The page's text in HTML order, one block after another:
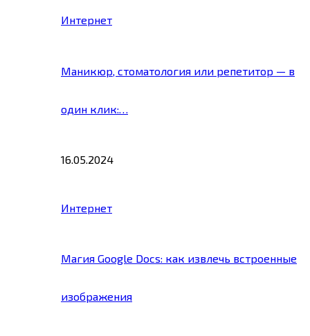
Интернет
Маникюр, стоматология или репетитор — в
один клик:…
16.05.2024
Интернет
Магия Google Docs: как извлечь встроенные
изображения